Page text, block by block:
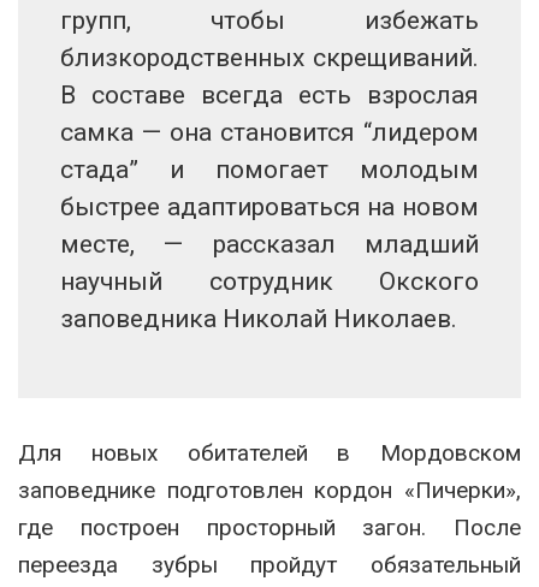
групп, чтобы избежать
близкородственных скрещиваний.
В составе всегда есть взрослая
самка — она становится “лидером
стада” и помогает молодым
быстрее адаптироваться на новом
месте, — рассказал младший
научный сотрудник Окского
заповедника Николай Николаев.
Для новых обитателей в Мордовском
заповеднике подготовлен кордон «Пичерки»,
где построен просторный загон. После
переезда зубры пройдут обязательный